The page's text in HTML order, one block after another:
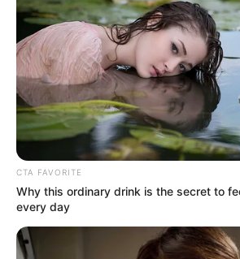
pronostics pour les jeux du Couplé
et du jeu simple placé. Suivez
statsqui sont réalisées en temps
à jour quotidienne établie après
Tiercé Quarté Quinté, dès que les
sont annoncés et validés
CTA FAVORITE
Why this ordinary drink is the secret to
every day